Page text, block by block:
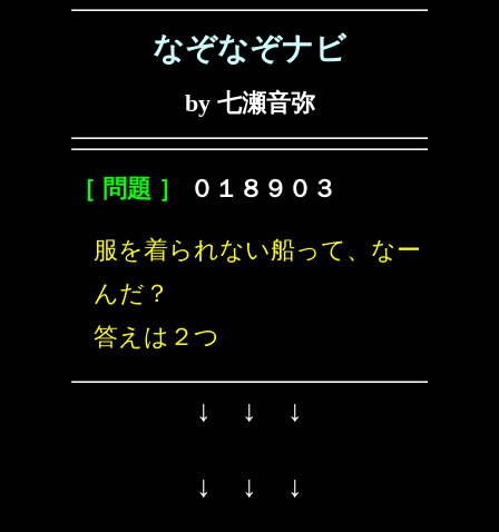
なぞなぞナビ
by 七瀬音弥
［ 問題 ］ ０１８９０３
服を着られない船って、なー
んだ？
答えは２つ
↓ ↓ ↓
↓ ↓ ↓